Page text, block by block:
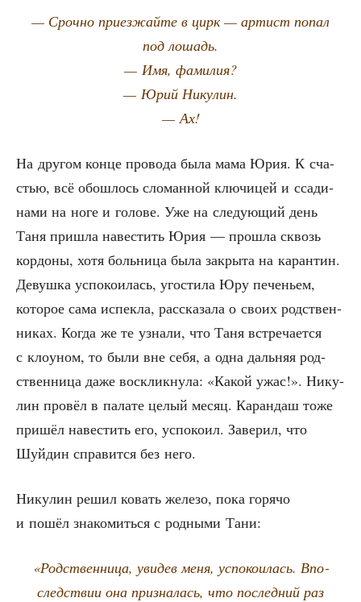
— Сроч­но при­ез­жай­те в цирк — артист попал
под лошадь.
— Имя, фамилия?
— Юрий Никулин.
— Ах!
На дру­гом кон­це про­во­да была мама Юрия. К сча­
стью, всё обо­шлось сло­ман­ной клю­чи­цей и сса­ди­
на­ми на ноге и голо­ве. Уже на сле­ду­ю­щий день
Таня при­шла наве­стить Юрия — про­шла сквозь
кор­до­ны, хотя боль­ни­ца была закры­та на каран­тин.
Девуш­ка успо­ко­и­лась, уго­сти­ла Юру пече­ньем,
кото­рое сама испек­ла, рас­ска­за­ла о сво­их род­ствен­
ни­ках. Когда же те узна­ли, что Таня встре­ча­ет­ся
с кло­уном, то были вне себя, а одна даль­няя род­
ствен­ни­ца даже вос­клик­ну­ла: «Какой ужас!». Нику­
лин про­вёл в пала­те целый месяц. Каран­даш тоже
при­шёл наве­стить его, успо­ко­ил. Заве­рил, что
Шуй­дин спра­вит­ся без него.
Нику­лин решил ковать желе­зо, пока горя­чо
и пошёл зна­ко­мить­ся с род­ны­ми Тани:
«Род­ствен­ни­ца, уви­дев меня, успо­ко­и­лась. Впо­
след­ствии она при­зна­лась, что послед­ний раз